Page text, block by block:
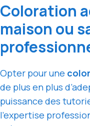
Coloration
maison ou
Opter pour une
de plus en plus
puissance des
l’expertise